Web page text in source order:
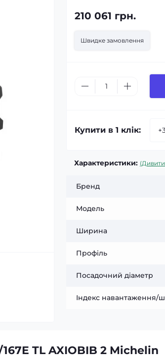
210 061 грн.
Швидке замовлення
Купити в 1 клік:
Характеристики:
Бренд
Модель
Ширина
Профіль
Посадочний діаметр
Індекс навантаження/
TL AXIOBIB 2 Michelin